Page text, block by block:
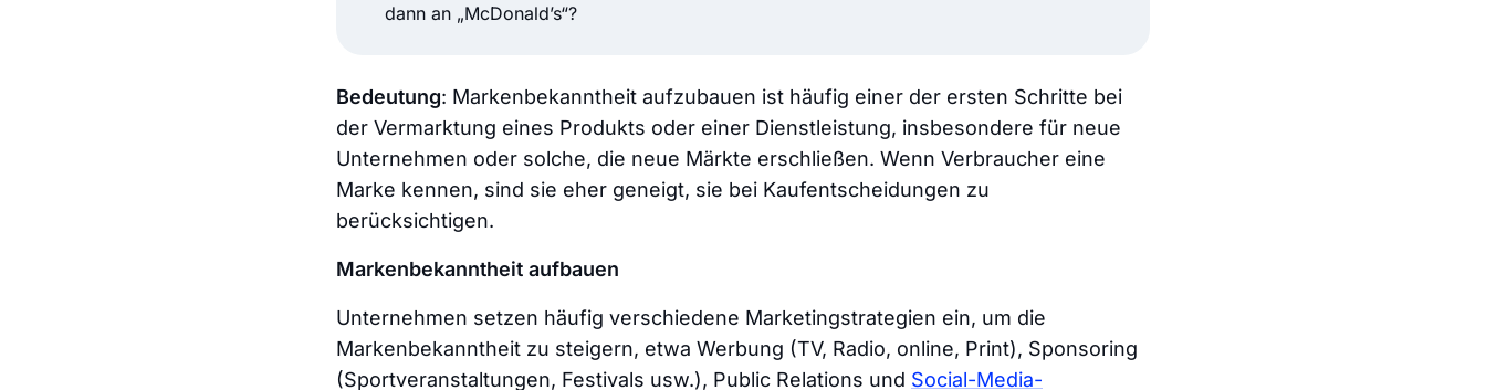
dann an „McDonald’s“?
Bedeutung: Markenbekanntheit aufzubauen ist häufig einer der ersten Schritte bei
der Vermarktung eines Produkts oder einer Dienstleistung, insbesondere für neue
Unternehmen oder solche, die neue Märkte erschließen. Wenn Verbraucher eine
Marke kennen, sind sie eher geneigt, sie bei Kaufentscheidungen zu
berücksichtigen.
Markenbekanntheit aufbauen
Unternehmen setzen häufig verschiedene Marketingstrategien ein, um die
Markenbekanntheit zu steigern, etwa Werbung (TV, Radio, online, Print), Sponsoring
(Sportveranstaltungen, Festivals usw.), Public Relations und Social-Media-